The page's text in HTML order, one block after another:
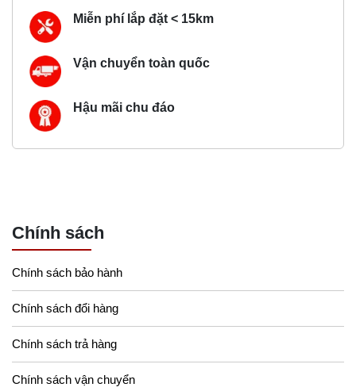
Miễn phí lắp đặt < 15km
Vận chuyển toàn quốc
Hậu mãi chu đáo
Chính sách
Chính sách bảo hành
Chính sách đổi hàng
Chính sách trả hàng
Chính sách vận chuyển